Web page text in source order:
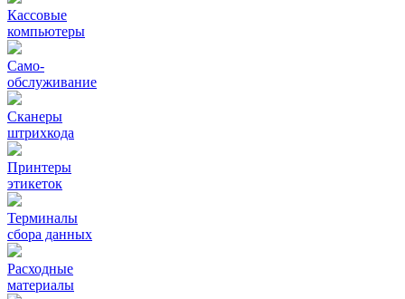
Кассовые
компьютеры
Само-
обслуживание
Сканеры
штрихкода
Принтеры
этикеток
Терминалы
сбора данных
Расходные
материалы